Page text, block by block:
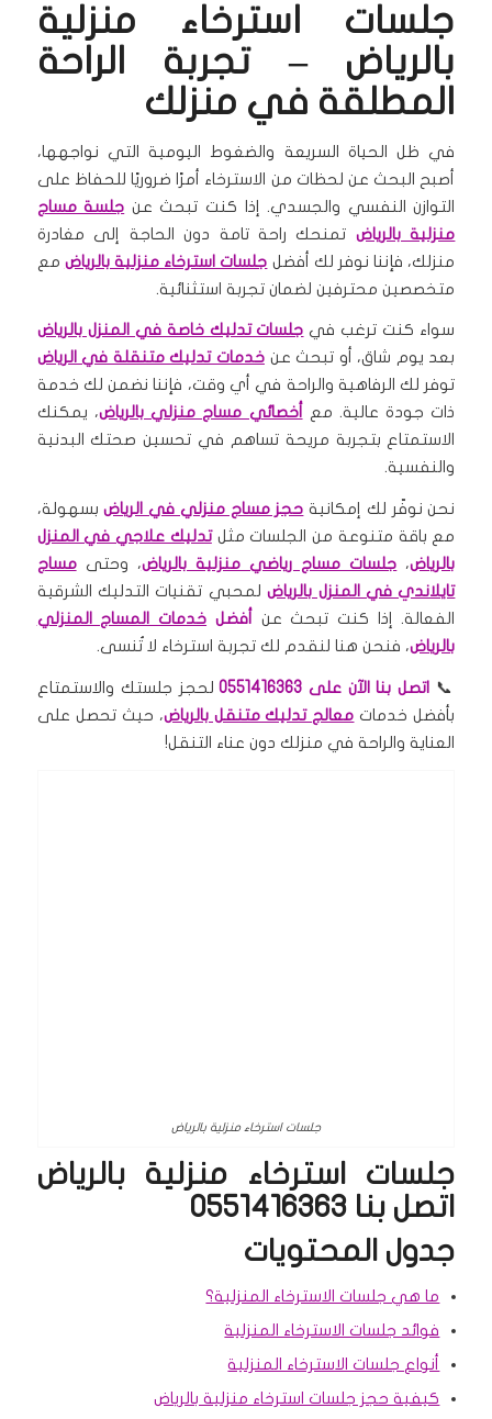
جلسات استرخاء منزلية
بالرياض – تجربة الراحة
المطلقة في منزلك
في ظل الحياة السريعة والضغوط اليومية التي نواجهها،
أصبح البحث عن لحظات من الاسترخاء أمرًا ضروريًا للحفاظ على
التوازن النفسي والجسدي. إذا كنت تبحث عن جلسة مساج
منزلية بالرياض تمنحك راحة تامة دون الحاجة إلى مغادرة
منزلك، فإننا نوفر لك أفضل جلسات استرخاء منزلية بالرياض مع
متخصصين محترفين لضمان تجربة استثنائية.
سواء كنت ترغب في جلسات تدليك خاصة في المنزل بالرياض
بعد يوم شاق، أو تبحث عنخدمات تدليك متنقلة في الرياض
توفر لك الرفاهية والراحة في أي وقت، فإننا نضمن لك خدمة
ذات جودة عالية. مع
أخصائي مساج منزلي بالرياض، يمكنك
الاستمتاع بتجربة مريحة تساهم في تحسين صحتك البدنية
والنفسية.
نحن نوفّر لك إمكانية حجز مساج منزلي في الرياضبسهولة،
مع باقة متنوعة من الجلسات مثلتدليك علاجي في المنزل
بالرياض، جلسات مساج رياضي منزلية بالرياض، وحتىمساج
تايلاندي في المنزل بالرياضلمحبي تقنيات التدليك الشرقية
الفعالة. إذا كنت تبحث عن
أفضل خدمات المساج المنزلي
بالرياض، فنحن هنا لنقدم لك تجربة استرخاء لا تُنسى.
📞 اتصل بنا الآن على 0551416363
لحجز جلستك والاستمتاع
بأفضل خدمات معالج تدليك متنقل بالرياض، حيث تحصل على
العناية والراحة في منزلك دون عناء التنقل!
جلسات استرخاء منزلية بالرياض
جلسات استرخاء منزلية بالرياض
اتصل بنا 0551416363
جدول المحتويات
ما هي جلسات الاسترخاء المنزلية؟
فوائد جلسات الاسترخاء المنزلية
أنواع جلسات الاسترخاء المنزلية
كيفية حجز جلسات استرخاء منزلية بالرياض